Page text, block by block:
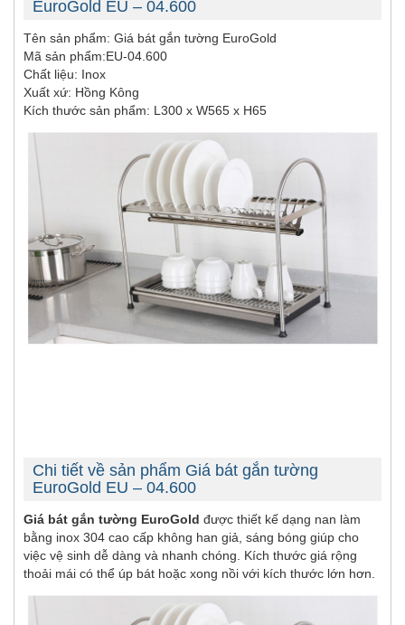
EuroGold EU – 04.600
Tên sản phẩm: Giá bát gắn tường EuroGold
Mã sản phẩm:EU-04.600
Chất liệu: Inox
Xuất xứ: Hồng Kông
Kích thước sản phẩm: L300 x W565 x H65
Chi tiết về sản phẩm Giá bát gắn tường
EuroGold EU – 04.600
Giá bát gắn tường EuroGold được thiết kế dạng nan làm
bằng inox 304 cao cấp không han giả, sáng bóng giúp cho
việc vệ sinh dễ dàng và nhanh chóng. Kích thước giá rộng
thoải mái có thể úp bát hoặc xong nồi với kích thước lớn hơn.